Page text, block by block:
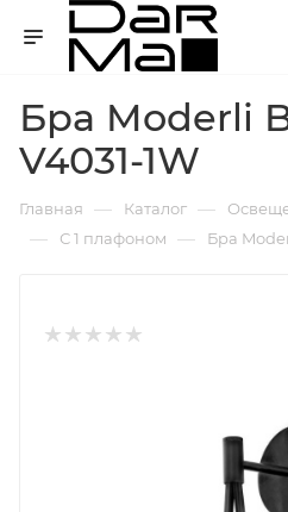
Бра Moderli
V4031-1W
Главная — Каталог —
— С 1 плафоном — Бра